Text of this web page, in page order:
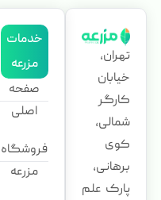
تهران،
خیابان
کارگر
شمالی،
کوی
برهانی،
پارک علم
خدمات
مزرعه
صفحه
اصلی
فروشگاه
مزرعه